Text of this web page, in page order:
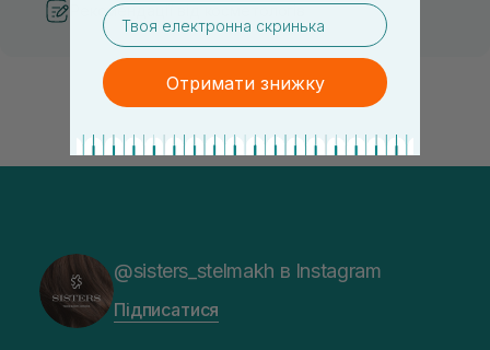
Рекомендації від косметологів
@sisters_stelmakh в Instagram
Підписатися
email
Отримати знижку